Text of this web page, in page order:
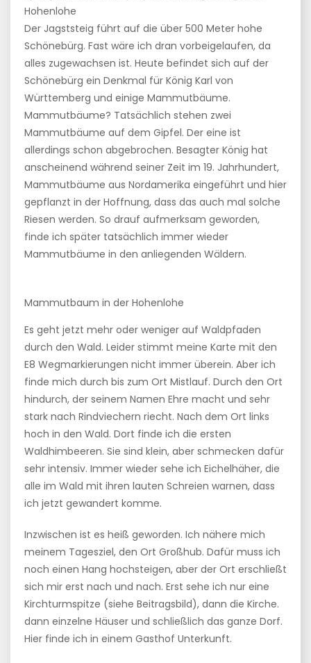
Hohenlohe
Der Jagststeig führt auf die über 500 Meter hohe
Schönebürg. Fast wäre ich dran vorbeigelaufen, da
alles zugewachsen ist. Heute befindet sich auf der
Schönebürg ein Denkmal für König Karl von
Württemberg und einige Mammutbäume.
Mammutbäume? Tatsächlich stehen zwei
Mammutbäume auf dem Gipfel. Der eine ist
allerdings schon abgebrochen. Besagter König hat
anscheinend während seiner Zeit im 19. Jahrhundert,
Mammutbäume aus Nordamerika eingeführt und hier
gepflanzt in der Hoffnung, dass das auch mal solche
Riesen werden. So drauf aufmerksam geworden,
finde ich später tatsächlich immer wieder
Mammutbäume in den anliegenden Wäldern.
Mammutbaum in der Hohenlohe
Es geht jetzt mehr oder weniger auf Waldpfaden
durch den Wald. Leider stimmt meine Karte mit den
E8 Wegmarkierungen nicht immer überein. Aber ich
finde mich durch bis zum Ort Mistlauf. Durch den Ort
hindurch, der seinem Namen Ehre macht und sehr
stark nach Rindviechern riecht. Nach dem Ort links
hoch in den Wald. Dort finde ich die ersten
Waldhimbeeren. Sie sind klein, aber schmecken dafür
sehr intensiv. Immer wieder sehe ich Eichelhäher, die
alle im Wald mit ihren lauten Schreien warnen, dass
ich jetzt gewandert komme.
Inzwischen ist es heiß geworden. Ich nähere mich
meinem Tagesziel, den Ort Großhub. Dafür muss ich
noch einen Hang hochsteigen, aber der Ort erschließt
sich mir erst nach und nach. Erst sehe ich nur eine
Kirchturmspitze (siehe Beitragsbild), dann die Kirche.
dann einzelne Häuser und schließlich das ganze Dorf.
Hier finde ich in einem Gasthof Unterkunft.